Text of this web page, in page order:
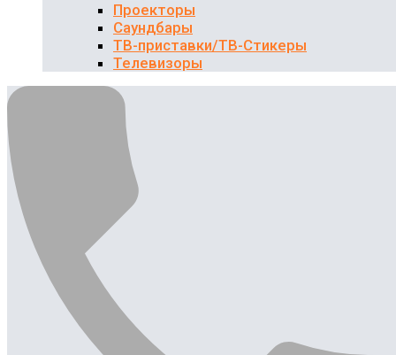
Проекторы
Саундбары
ТВ-приставки/ТВ-Стикеры
Телевизоры